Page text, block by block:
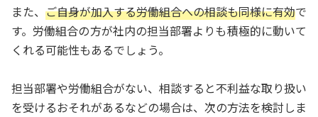
また、 ご自身が加入する労働組合への相談も同様に有効で
す。労働組合の方が社内の担当部署よりも積極的に動いて
くれる可能性もあるでしょう。
担当部署や労働組合がない、相談すると不利益な取り扱い
を受けるおそれがあるなどの場合は、次の方法を検討しま